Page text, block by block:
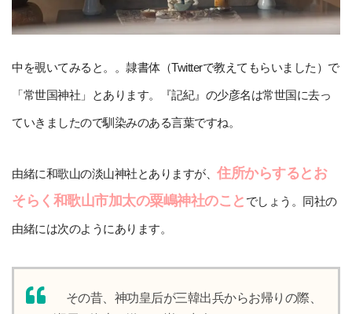
中を覗いてみると。。隷書体（Twitterで教えてもらいました）で
「常世国神社」とあります。『記紀』の少彦名は常世国に去っ
ていきましたので馴染みのある言葉ですね。
由緒に和歌山の淡山神社とありますが、 住所からするとお
そらく和歌山市加太の粟嶋神社のこと でしょう。同社の
由緒には次のようにあります。
その昔、神功皇后が三韓出兵からお帰りの際、